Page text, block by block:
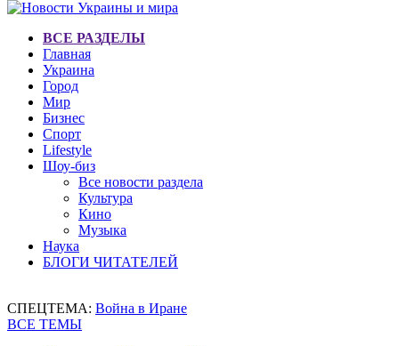
ВСЕ РАЗДЕЛЫ
Главная
Украина
Город
Мир
Бизнес
Спорт
Lifestyle
Шоу-биз
Все новости раздела
Культура
Кино
Музыка
Наука
БЛОГИ ЧИТАТЕЛЕЙ
СПЕЦТЕМА: Война в Иране
ВСЕ ТЕМЫ